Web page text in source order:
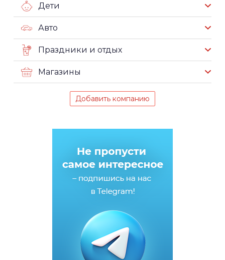
Дети
Авто
Праздники и отдых
Магазины
Добавить компанию